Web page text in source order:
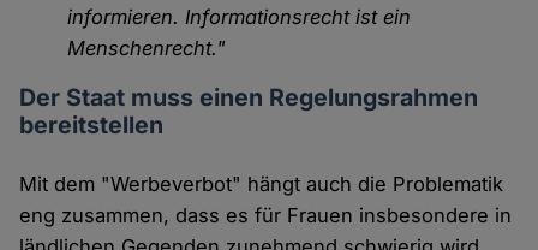
informieren. Informationsrecht ist ein
Menschenrecht."
Der Staat muss einen Regelungsrahmen
bereitstellen
Mit dem "Werbeverbot" hängt auch die Problematik
eng zusammen, dass es für Frauen insbesondere in